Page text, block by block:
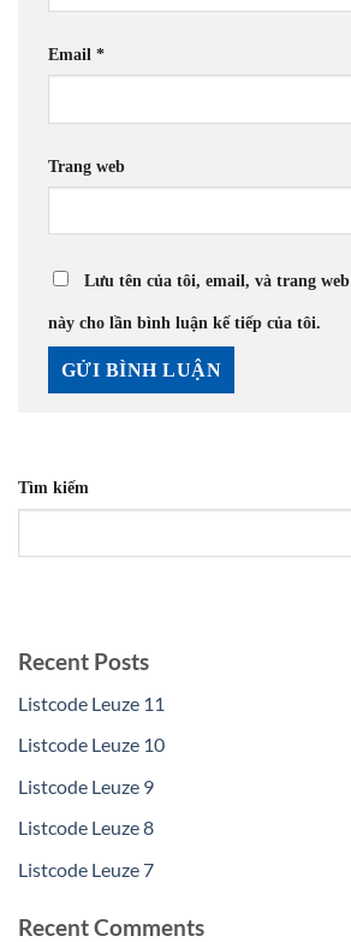
Email *
Trang web
Lưu tên của tôi, email, và trang
này cho lần bình luận kế tiếp của tôi.
Tìm kiếm
Recent Posts
Listcode Leuze 11
Listcode Leuze 10
Listcode Leuze 9
Listcode Leuze 8
Listcode Leuze 7
Recent Comments